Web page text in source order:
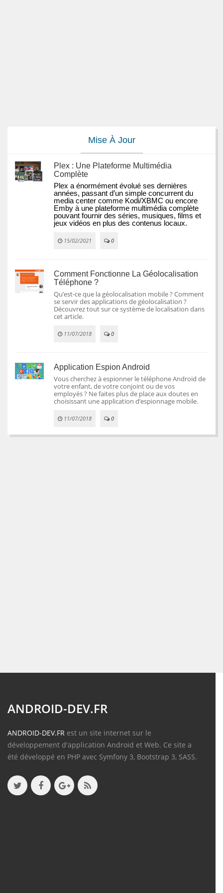
Mise À Jour
Plex : Une Plateforme Multimédia
Complète
Plex a énormément évolué ses dernières
années, passant d’un simple concurrent du
media center comme Kodi/XBMC ou encore
Emby à une plateforme multimédia complète
pouvant fournir des séries, musiques, films et
jeux vidéos en plus des contenus locaux.
15/02/2021 0
Comment Fonctionne La Géolocalisation
Téléphone ?
Qu’est-ce que la géolocalisation mobile ? Comment
se servir des applications de géolocalisation ?
Découvrez tout sur ce système de localisation dans
cet article.
11/07/2018 0
Application Espion Android
Vous cherchez à espionner le téléphone Android de
votre enfant, de votre conjoint ou de vos
employés ? Ne faites plus de place aux doutes en
choisissant une application d’espionnage mobile.
11/07/2018 0
ANDROID-DEV.FR
ANDROID-DEV.FR est un site internet sur le
développement d'application Android et Web. Ce site a
été développé en PHP avec Symfony 3, Bootstrap 3, SASS.